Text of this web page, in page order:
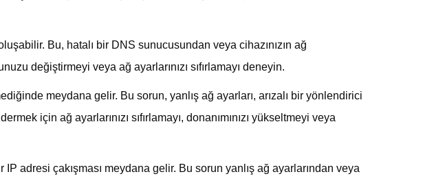
Bu, hatalı bir DNS sunucusundan veya cihazınızın ağ
değiştirmeyi veya ağ ayarlarınızı sıfırlamayı deneyin.
meydana gelir. Bu sorun, yanlış ağ ayarları, arızalı bir yönlendirici
için ağ ayarlarınızı sıfırlamayı, donanımınızı yükseltmeyi veya
adresi çakışması meydana gelir. Bu sorun yanlış ağ ayarlarından veya